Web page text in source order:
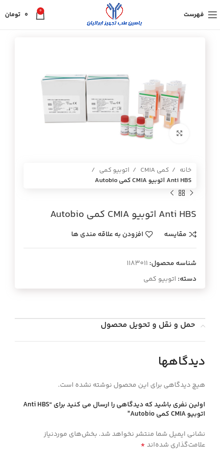
فهرست 0
0 تومان
برای بزرگنمایی کلیک کنید
خانه کمی CMIA
اتوبیو کمی
Anti HBS اتوبيو CMIA كمي Autobio
Anti HBS اتوبيو CMIA كمي Autobio
مقایسه افزودن به علاقه مندی ها
شناسه محصول: 1183011
دسته: اتوبیو کمی
حمل و نقل و تحویل محصول
دیدگاهها
هیچ دیدگاهی برای این محصول نوشته نشده است.
اولین نفری باشید که دیدگاهی را ارسال می کنید برای “Anti HBS
اتوبيو CMIA كمي Autobio”
نشانی ایمیل شما منتشر نخواهد شد. بخش‌های موردنیاز
علامت‌گذاری شده‌اند*